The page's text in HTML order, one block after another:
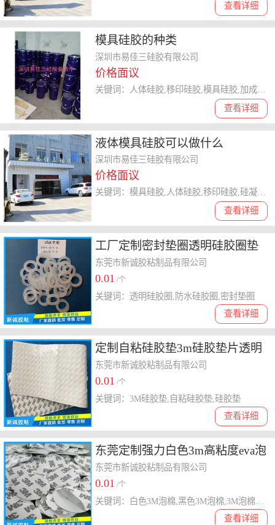
查看详细
模具硅胶的种类
深圳市易佳三硅胶有限公司
价格面议
查看详细
液体模具硅胶可以做什么
深圳市易佳三硅胶有限公司
价格面议
查看详细
关键词：模具硅胶,人体硅胶,移印硅胶,硅凝胶,加成型硅胶
工厂定制密封垫圈透明硅胶圈垫
片组合防水环保级密封垫圈
东莞市新诚胶粘制品有限公司
0.01 /个
查看详细
关键词：透明硅胶圈,防水硅胶圈,密封垫圈
定制自粘硅胶垫3m硅胶垫片透明
黑色硅胶脚垫防滑防震硅胶垫
东莞市新诚胶粘制品有限公司
0.01 /个
查看详细
关键词：3M硅胶垫,自粘硅胶垫,硅胶垫
东莞定制强力白色3m高粘度eva泡
棉单双面胶垫
东莞市新诚胶粘制品有限公司
0.01 /个
查看详细